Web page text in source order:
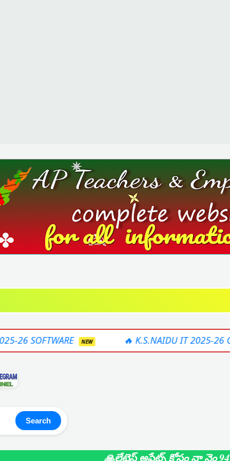
NEW 🔥 K.S.NAIDU IT 2025-26 ONLINE
Search
🙏లేటెస్ట్ అప్డేట్స్ కోసం నా నెం